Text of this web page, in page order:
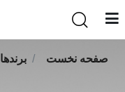
صفحه نخست برندها